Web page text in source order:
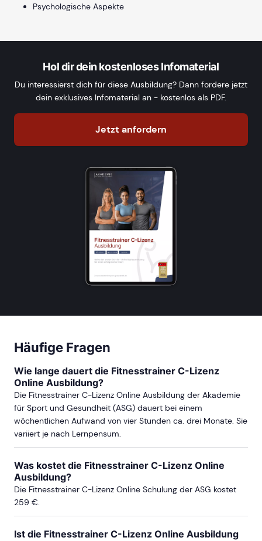
Psychologische Aspekte
Hol dir dein kostenloses Infomaterial
Du interessierst dich für diese Ausbildung? Dann fordere jetzt
dein exklusives Infomaterial an - kostenlos als PDF.
Jetzt anfordern
Häufige Fragen
Wie lange dauert die Fitnesstrainer C-Lizenz
Online Ausbildung?
Die Fitnesstrainer C-Lizenz Online Ausbildung der Akademie
für Sport und Gesundheit (ASG) dauert bei einem
wöchentlichen Aufwand von vier Stunden ca. drei Monate. Sie
variiert je nach Lernpensum.
Was kostet die Fitnesstrainer C-Lizenz Online
Ausbildung?
Die Fitnesstrainer C-Lizenz Online Schulung der ASG kostet
259 €.
Ist die Fitnesstrainer C-Lizenz Online Ausbildung